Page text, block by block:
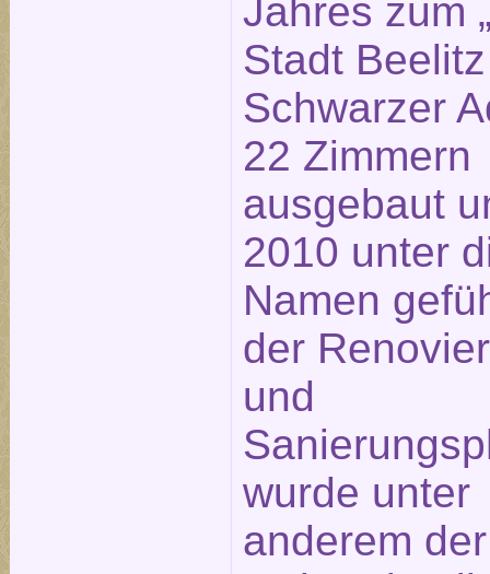
Jahres zum
Stadt
Schwarzer
22 Zimmern
ausgebaut
2010 unter
Namen
der
und
wurde unter
anderem der